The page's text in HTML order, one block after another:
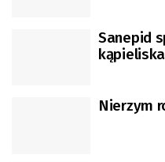
Sanepid
Nierzym